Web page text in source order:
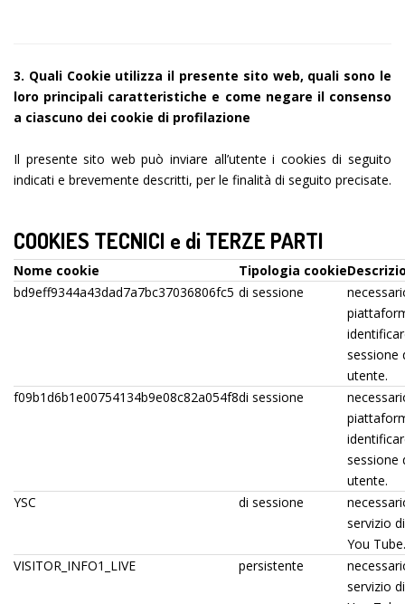
3. Quali Cookie utilizza il presente sito web, quali sono le
loro principali caratteristiche e come negare il consenso
a ciascuno dei cookie di profilazione
Il presente sito web può inviare all’utente i cookies di seguito
indicati e brevemente descritti, per le finalità di seguito precisate.
COOKIES TECNICI e di TERZE PARTI
Nome cookie Tipologia cookie
bd9eff9344a43dad7a7bc37036806fc5 di sessione
sessione
utente.
f09b1d6b1e00754134b9e08c82a054f8di sessione
sessione
utente.
YSC
di sessione
servizio
You Tube.
VISITOR_INFO1_LIVE
persistente
servizio